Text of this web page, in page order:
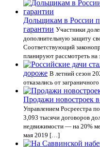
Дольщикам в России
гарантии Участники
дополнительную защиту
Соответствующий
планируют рассмотреть
дороже В летний сезон
отказались от
Продажи новостроек
Управлением Росреестра
3,093 тысячи договоров
недвижимости — на 20%
мая 2019 […]